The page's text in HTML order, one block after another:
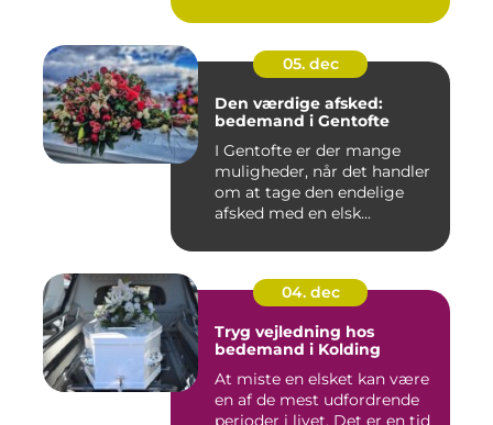
05. dec
Den værdige afsked:
bedemand i Gentofte
I Gentofte er der mange
muligheder, når det handler
om at tage den endelige
afsked med en elsk...
04. dec
Tryg vejledning hos
bedemand i Kolding
At miste en elsket kan være
en af de mest udfordrende
perioder i livet. Det er en tid